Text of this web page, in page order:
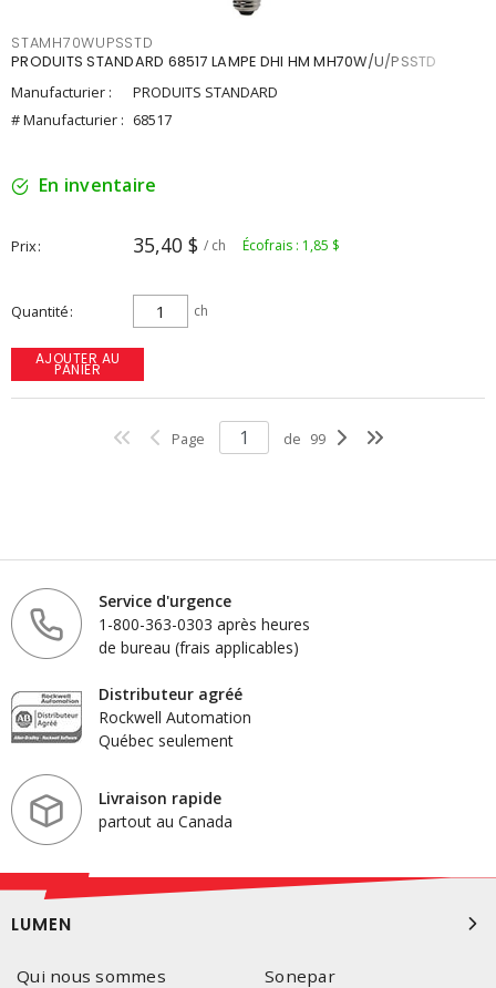
STAMH70WUPSSTD
PRODUITS STANDARD 68517 LAMPE DHI HM MH70W/U/PSSTD
Manufacturier :
PRODUITS STANDARD
# Manufacturier : 68517
En inventaire
Prix 35,40 $ / ch Écofrais : 1,85 $
Quantité ch
AJOUTER AU
PANIER
Page de 99
Service d'urgence
1-800-363-0303 après heures
de bureau (frais applicables)
Distributeur agréé
Rockwell Automation
Québec seulement
Livraison rapide
partout au Canada
LUMEN
Qui nous sommes
Sonepar